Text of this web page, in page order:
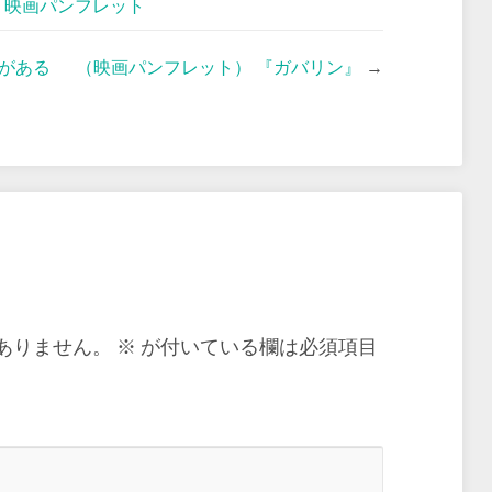
映画パンフレット
ある （映画パンフレット） 『ガバリン』 →
ません。 ※ が付いている欄は必須項目